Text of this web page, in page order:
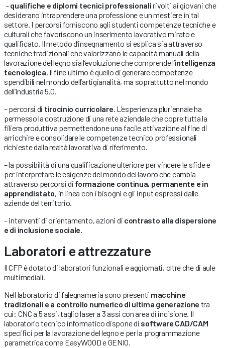
–qualifiche e diplomi tecnici professionalirivolti ai giovani che
desiderano intraprendere una professione e un mestiere in tal
settore. I percorsi forniscono agli studenti competenze tecniche e
culturali che favoriscono un inserimento lavorativo mirato e
qualificato. Il metodo d’insegnamento si esplica sia attraverso
tecniche tradizionali che valorizzano le capacità manuali della
lavorazione del legno sia l’evoluzione che comprende l’intelligenza
tecnologica. Il fine ultimo è quello di generare competenze
spendibili nel mondo dell’artigianalità, ma soprattutto nel mondo
dell’industria 5.0.
– percorsi di tirocinio curricolare. L’esperienza pluriennale ha
permesso la costruzione di una rete aziendale che copre tutta la
filiera produttiva permettendone una facile attivazione al fine di
arricchire e consolidare le competenze tecnico professionali
richieste dalla realtà lavorativa di riferimento.
– la possibilità di una qualificazione ulteriore per vincere le sfide e
per interpretare le esigenze del mondo del lavoro che cambia
attraverso percorsi di formazione continua, permanente e in
apprendistato, in linea con i bisogni e gli input espressi dalle
aziende del territorio.
– interventi di orientamento, azioni di contrasto alla dispersione
e di inclusione sociale.
Laboratori e attrezzature
Il CFP è dotato di laboratori funzionali e aggiornati, oltre che di aule
multimediali.
Nell laboratorio di falegnameria sono presenti macchine
tradizionali e a controllo numerico di ultima generazione tra
cui: CNC a 5 assi, taglio laser a 3 assi con area di incisione. Il
laboratorio tecnico informatico dispone di software CAD/CAM
specifici per la lavorazione del legno e per la programmazione
parametrica come EasyWOOD e GENIO.